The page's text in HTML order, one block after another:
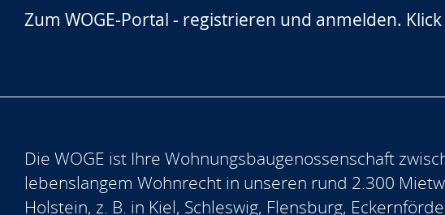
Zum WOGE-Portal - registrieren und anmelden.
Die WOGE ist Ihre Wohnungsbaugenossenschaft
lebenslangem Wohnrecht in unseren rund 2.300
Holstein, z. B. in Kiel, Schleswig, Flensburg,